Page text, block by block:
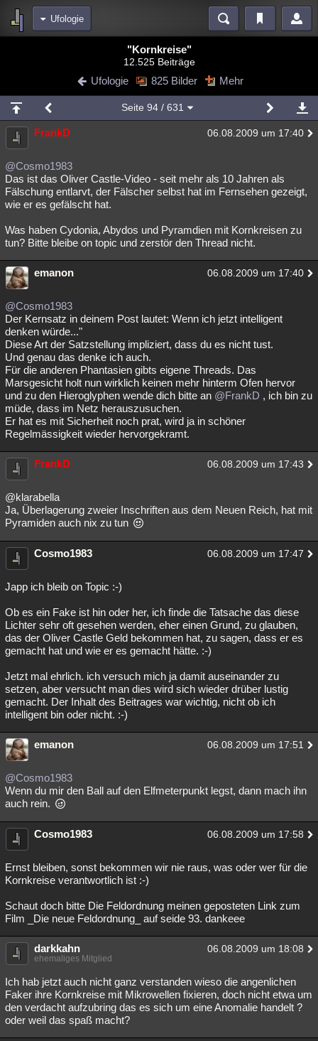
Ufologie
Blogs Videos
Chat Wiki Neuigkeiten
meine Rubriken
Menschen Mystery Kriminalfälle
Spiritualität
Natur Umfragen Unterhaltung
weitere Rubriken
Philosophie Träume Orte Esoterik Literatur
Astronomie Helpdesk Gruppen Gaming Filme
Musik
Übersichten
Besucht Teilgenommen
Lesenswert Schlüsselwörter
"Kornkreise"
12.525 Beiträge
Ufologie 825 Bilder Mehr
Seite 94/ 631
FrankD 06.08.2009 um 17:40
@Cosmo1983
Das ist das Oliver Castle-Video - seit mehr als 10 Jahren als
Fälschung entlarvt, der Fälscher selbst hat im Fernsehen gezeigt,
wie er es gefälscht hat.
Was haben Cydonia, Abydos und Pyramdien mit Kornkreisen zu
tun? Bitte bleibe on topic und zerstör den Thread nicht.
emanon 06.08.2009 um 17:40
@Cosmo1983
Der Kernsatz in deinem Post lautet: Wenn ich jetzt intelligent
denken würde..."
Diese Art der Satzstellung impliziert, dass du es nicht tust.
Und genau das denke ich auch.
Für die anderen Phantasien gibts eigene Threads. Das
Marsgesicht holt nun wirklich keinen mehr hinterm Ofen hervor
und zu den Hieroglyphen wende dich bitte an @FrankD , ich bin zu
müde, dass im Netz herauszusuchen.
Er hat es mit Sicherheit noch prat, wird ja in schöner
Regelmässigkeit wieder hervorgekramt.
FrankD 06.08.2009 um 17:43
@klarabella
Ja, Überlagerung zweier Inschriften aus dem Neuen Reich, hat mit
Pyramiden auch nix zu tun
Cosmo1983 06.08.2009 um 17:47
Japp ich bleib on Topic :-)
Ob es ein Fake ist hin oder her, ich finde die Tatsache das diese
Lichter sehr oft gesehen werden, eher einen Grund, zu glauben,
das der Oliver Castle Geld bekommen hat, zu sagen, dass er es
gemacht hat und wie er es gemacht hätte. :-)
Jetzt mal ehrlich. ich versuch mich ja damit auseinander zu
setzen, aber versucht man dies wird sich wieder drüber lustig
gemacht. Der Inhalt des Beitrages war wichtig, nicht ob ich
intelligent bin oder nicht. :-)
emanon 06.08.2009 um 17:51
@Cosmo1983
Wenn du mir den Ball auf den Elfmeterpunkt legst, dann mach ihn
auch rein.
Cosmo1983 06.08.2009 um 17:58
Ernst bleiben, sonst bekommen wir nie raus, was oder wer für die
Kornkreise verantwortlich ist :-)
Schaut doch bitte Die Feldordnung meinen geposteten Link zum
Film _Die neue Feldordnung_ auf seide 93. dankeee
darkkahn 06.08.2009 um 18:08
ehemaliges Mitglied
Ich hab jetzt auch nicht ganz verstanden wieso die angenlichen
Faker ihre Kornkreise mit Mikrowellen fixieren, doch nicht etwa um
den verdacht aufzubring das es sich um eine Anomalie handelt ?
oder weil das spaß macht?